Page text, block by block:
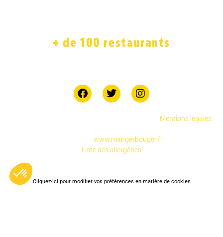
+ de 100 restaurants
Mentions légales
www.mangerbouger.fr
Liste des allergènes
Cliquez-ici pour modifier vos préférences en matière de cookies